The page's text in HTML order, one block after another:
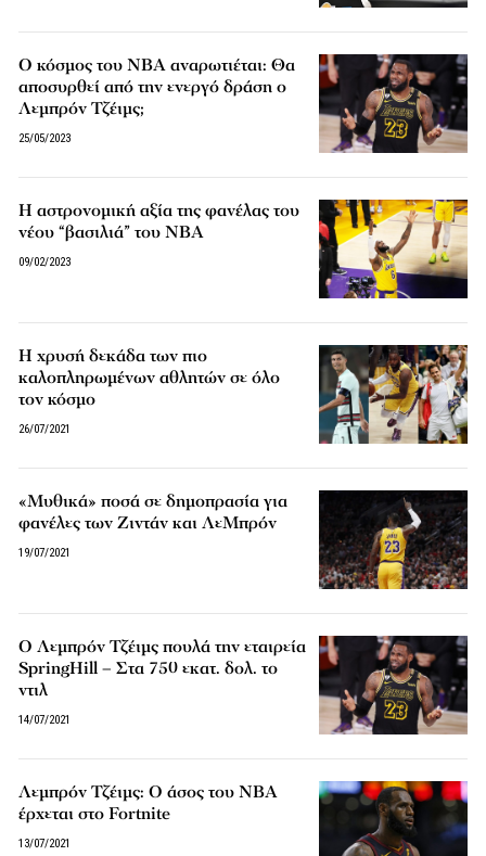
Ο κόσμος του NBA αναρωτιέται: Θα
αποσυρθεί από την ενεργό δράση ο
Λεμπρόν Τζέιμς;
25/05/2023
Η αστρονομική αξία της φανέλας του
νέου “βασιλιά” του NBA
09/02/2023
Η χρυσή δεκάδα των πιο
καλοπληρωμένων αθλητών σε όλο
τον κόσμο
26/07/2021
«Μυθικά» ποσά σε δημοπρασία για
φανέλες των Ζιντάν και ΛεΜπρόν
19/07/2021
Ο Λεμπρόν Τζέιμς πουλά την εταιρεία
SpringHill – Στα 750 εκατ. δολ. το
ντιλ
14/07/2021
Λεμπρόν Τζέιμς: Ο άσος του ΝΒΑ
έρχεται στο Fortnite
13/07/2021